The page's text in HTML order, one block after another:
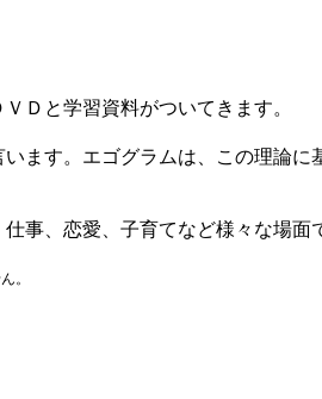
Ｄと学習資料がついてきます。
ます。エゴグラムは、この理論
事、恋愛、子育てなど様々な場面
。